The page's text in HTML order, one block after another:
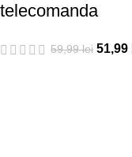
telecomanda
59,99lei 51,99